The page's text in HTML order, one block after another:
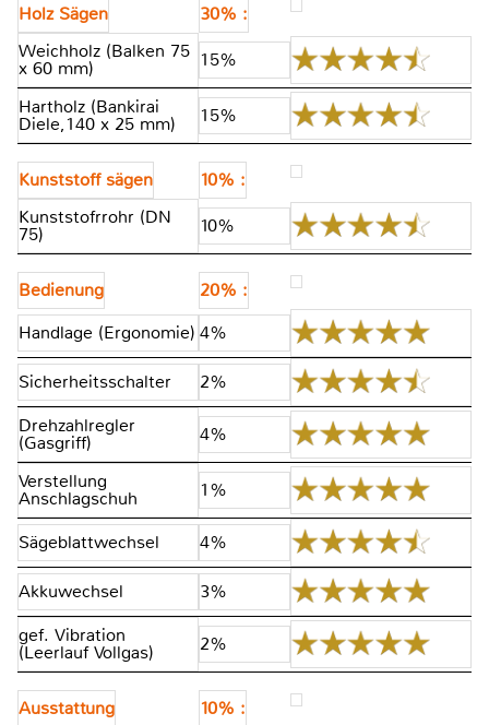
Holz Sägen
30% :
Weichholz (Balken 75
x 60 mm) 15%
Hartholz (Bankirai
Diele,140 x 25 mm) 15%
Kunststoff sägen
10% :
Kunststofrrohr (DN
75) 10%
Bedienung
20% :
Handlage (Ergonomie) 4%
Sicherheitsschalter
2%
Drehzahlregler
(Gasgriff) 4%
Verstellung
Anschlagschuh 1%
Sägeblattwechsel 4%
Akkuwechsel
3%
gef. Vibration
(Leerlauf Vollgas) 2%
Ausstattung
10% :